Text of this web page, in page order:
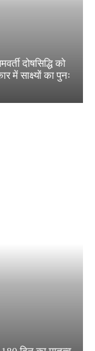
दोषसिद्धि को
में साक्ष्यों का पुनः